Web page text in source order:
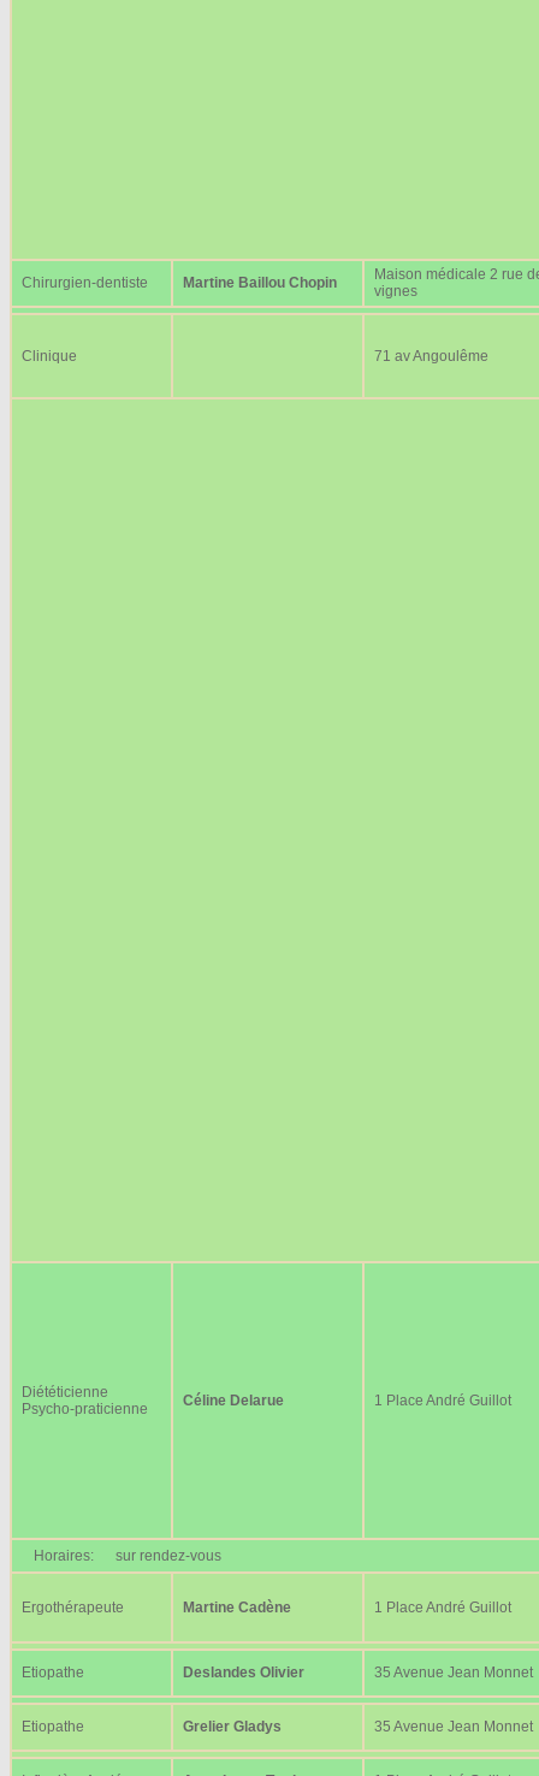
Chirurgien-dentiste Martine Baillou Chopin
Maison médicale 2 rue
vignes
Clinique 71 av Angoulême
Diététicienne
Psycho-praticienne
Céline Delarue 1 Place André Guillot
Horaires: sur rendez-vous
Ergothérapeute Martine Cadène 1 Place André Guillot
Etiopathe Deslandes Olivier 35 Avenue Jean Monnet
Etiopathe Grelier Gladys 35 Avenue Jean Monnet